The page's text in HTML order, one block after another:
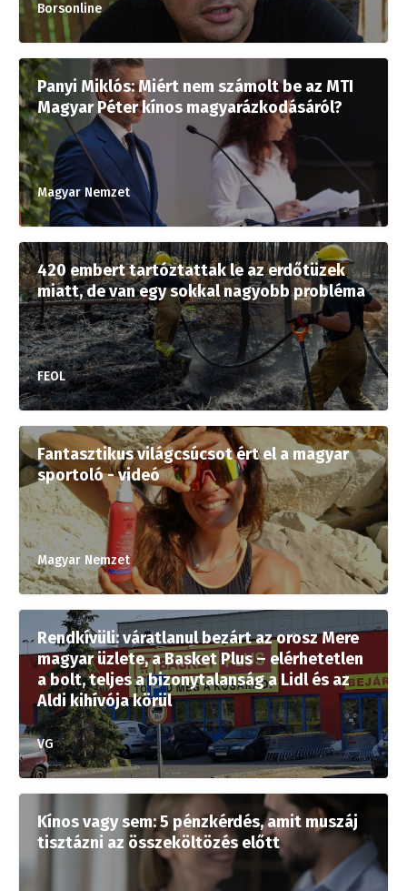
Borsonline
Panyi Miklós: Miért nem számolt be az MTI
Magyar Péter kínos magyarázkodásáról?
Magyar Nemzet
420 embert tartóztattak le az erdőtüzek
miatt, de van egy sokkal nagyobb probléma
FEOL
Fantasztikus világcsúcsot ért el a magyar
sportoló - videó
Magyar Nemzet
Rendkívüli: váratlanul bezárt az orosz Mere
magyar üzlete, a Basket Plus – elérhetetlen
a bolt, teljes a bizonytalanság a Lidl és az
Aldi kihívója körül
VG
Kínos vagy sem: 5 pénzkérdés, amit muszáj
tisztázni az összeköltözés előtt